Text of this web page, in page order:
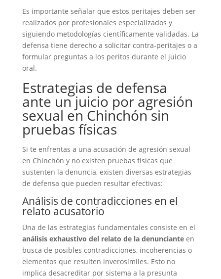
Es importante señalar que estos peritajes deben ser
realizados por profesionales especializados y
siguiendo metodologías científicamente validadas. La
defensa tiene derecho a solicitar contra-peritajes o a
formular preguntas a los peritos durante el juicio
oral.
Estrategias de defensa
ante un juicio por agresión
sexual en Chinchón sin
pruebas físicas
Si te enfrentas a una acusación de agresión sexual
en Chinchón y no existen pruebas físicas que
sustenten la denuncia, existen diversas estrategias
de defensa que pueden resultar efectivas:
Análisis de contradicciones en el
relato acusatorio
Una de las estrategias fundamentales consiste en el
análisis exhaustivo del relato de la denuncianteen
busca de posibles contradicciones, incoherencias o
elementos que resulten inverosímiles. Esto no
implica desacreditar por sistema a la presunta